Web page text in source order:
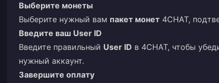
Выберите монеты
Выберите нужный вам пакет монет 4CHAT,
Введите ваш User ID
Введите правильный User ID в 4CHAT, чтобы
нужный аккаунт.
Завершите оплату